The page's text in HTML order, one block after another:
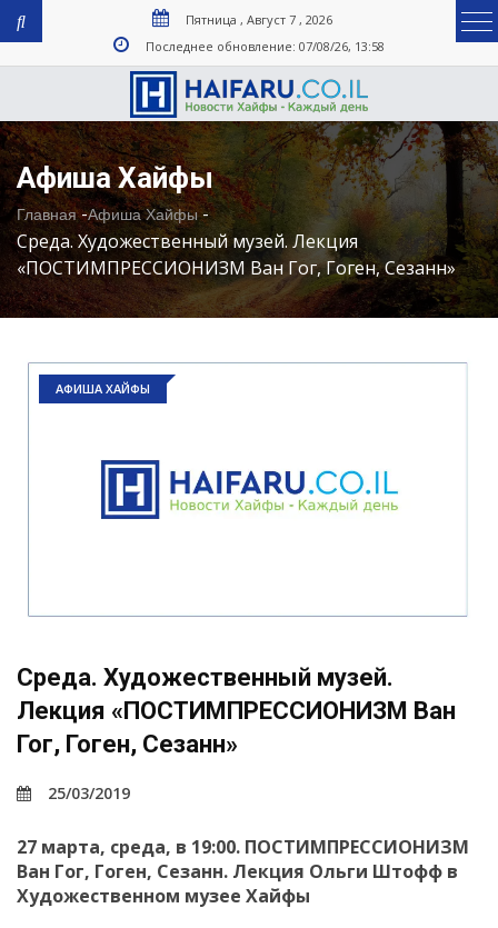
Пятница , Август 7 , 2026
Последнее обновление: 07/08/26, 13:58
Афиша Хайфы
Главная-Афиша Хайфы-
Среда. Художественный музей. Лекция
«ПОСТИМПРЕССИОНИЗМ Ван Гог, Гоген, Сезанн»
АФИША ХАЙФЫ
Среда. Художественный музей.
Лекция «ПОСТИМПРЕССИОНИЗМ Ван
Гог, Гоген, Сезанн»
25/03/2019
27 марта, среда, в 19:00. ПОСТИМПРЕССИОНИЗМ
Ван Гог, Гоген, Сезанн. Лекция Ольги Штофф в
Художественном музее Хайфы